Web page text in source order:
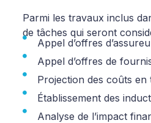
Parmi les travaux inclus
de tâches qui seront
Appel d’offres
Appel d’offres de
Projection des coûts en
Établissement des
Analyse de l’impact